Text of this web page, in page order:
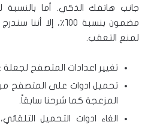
جانب هاتفك الذكي. أما بالنسبة
مضمون بنسبة ١٠٠٪،
لمنع التعقب.
تغيير اعدادات المتصفح لجعلة
تحميل ادوات على المتصفح
المزعجة كما شرحنا سابقاً.
الغاء ادوات التحميل